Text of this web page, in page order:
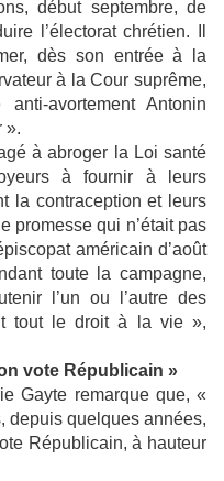
début septembre, de
l’électorat chrétien. Il
dès son entrée à la
à la Cour suprême,
avortement Antonin
».
à abroger la Loi santé
à fournir à leurs
la contraception et leurs
promesse qui n’était pas
américain d’août
toute la campagne,
l’un ou l’autre des
tout le droit à la vie »,
vote Républicain »
Gayte remarque que, «
depuis quelques années,
Républicain, à hauteur